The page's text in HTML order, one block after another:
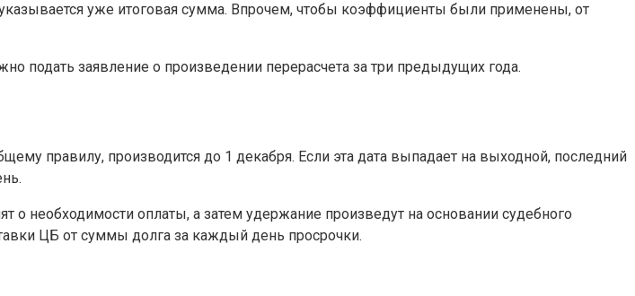
уже итоговая сумма. Впрочем, чтобы коэффициенты были применены, от
подать заявление о произведении перерасчета за три предыдущих года.
правилу, производится до 1 декабря. Если эта дата выпадает на выходной, последний
необходимости оплаты, а затем удержание произведут на основании судебного
ЦБ от суммы долга за каждый день просрочки.